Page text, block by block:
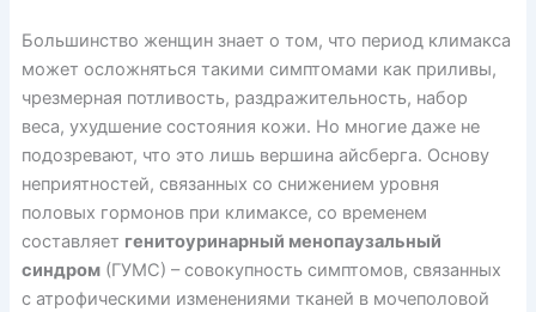
Большинство женщин знает о том, что период климакса
может осложняться такими симптомами как приливы,
чрезмерная потливость, раздражительность, набор
веса, ухудшение состояния кожи. Но многие даже не
подозревают, что это лишь вершина айсберга. Основу
неприятностей, связанных со снижением уровня
половых гормонов при климаксе, со временем
составляет генитоуринарный менопаузальный
синдром(ГУМС) – совокупность симптомов, связанных
с атрофическими изменениями тканей в мочеполовой